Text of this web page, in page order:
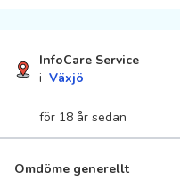
InfoCare Service
i Växjö
för 18 år sedan
Omdöme generellt